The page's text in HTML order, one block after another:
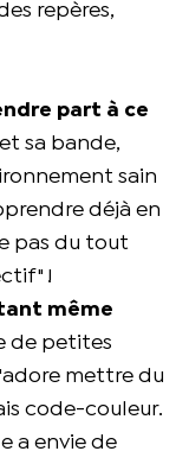
repères,
part à ce
sa bande,
sain
déjà en
pas du tout
!
même
de petites
mettre du
code-couleur.
a envie de